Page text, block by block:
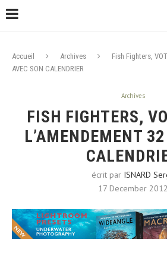
Accueil Archives
Fish Fighters,
AVEC SON CALENDRIER
Archives
FISH FIGHTERS,
L’AMENDEMENT
écrit par ISNARD
17 December 2012